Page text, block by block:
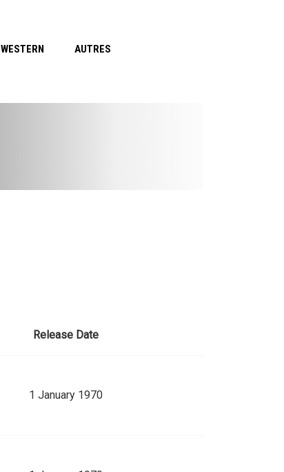
WESTERN AUTRES
Release Date
1 January 1970